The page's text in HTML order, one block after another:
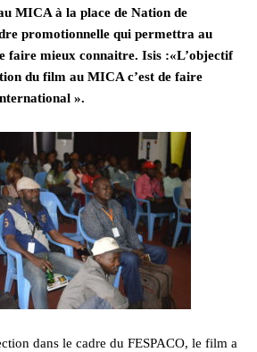
MICA à la place de Nation de
promotionnelle qui permettra au
faire mieux connaitre. Isis :«L’objectif
du film au MICA c’est de faire
».
dans le cadre du FESPACO, le film a